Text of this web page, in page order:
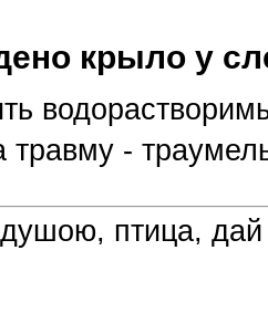
крыло у
травму -
птица,